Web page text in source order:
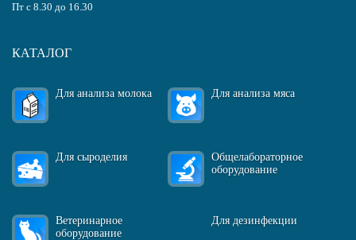
Пт с 8.30 до 16.30
КАТАЛОГ
Для анализа молока Для анализа мяса
Для сыроделия
Общелабораторное
оборудование
Ветеринарное
оборудование
Для дезинфекции